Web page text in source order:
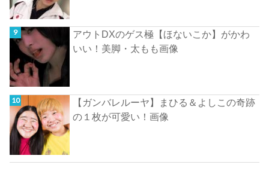
アウトDXのゲス極【ほないこか】がかわ
いい！美脚・太もも画像
【ガンバレルーヤ】まひる＆よしこの奇跡
の１枚が可愛い！画像